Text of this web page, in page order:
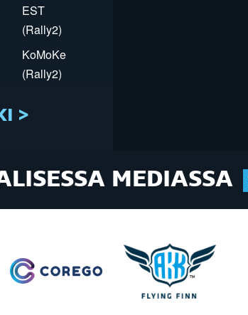
EST
(Rally2)
KoMoKe
(Rally2)
>
MEDIASSA